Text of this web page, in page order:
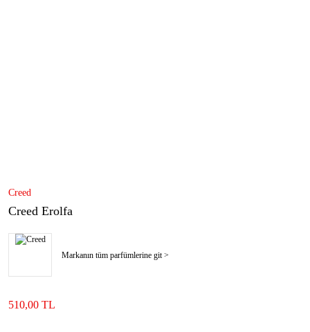
Creed
Creed Erolfa
Markanın tüm parfümlerine git >
510,00 TL